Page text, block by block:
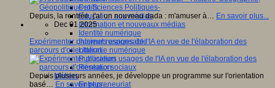
Droits
Education aux médias
Information et nouveaux médias
Identité numérique
Internet responsable
Littératie numérique
Publication
Réseaux sociaux
Métiers
Entrepreneuriat
Depuis, la rentrée, j'ai un nouveau dada : m'amuser à… En savoir plus...
Dec 01 2025
Expérimenter plusieurs usages de l'IA en vue de l'élaboration des
parcours d'orientation.
Depuis plusieurs années, je développe un programme sur l'orientation
basé… En savoir plus...